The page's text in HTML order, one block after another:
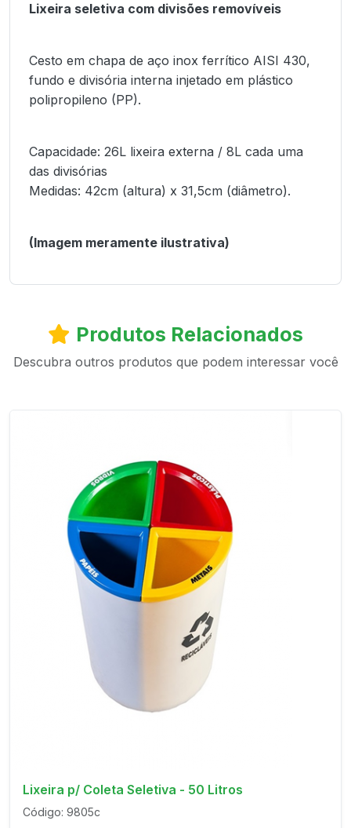
Lixeira seletiva com divisões removíveis
Cesto em chapa de aço inox ferrítico AISI 430,
fundo e divisória interna injetado em plástico
polipropileno (PP).
Capacidade: 26L lixeira externa / 8L cada uma
das divisórias
Medidas: 42cm (altura) x 31,5cm (diâmetro).
(Imagem meramente ilustrativa)
Produtos Relacionados
Descubra outros produtos que podem interessar você
Lixeira p/ Coleta Seletiva - 50 Litros
Código: 9805c